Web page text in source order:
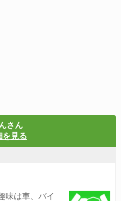
さん
を見る
味は車、バイ